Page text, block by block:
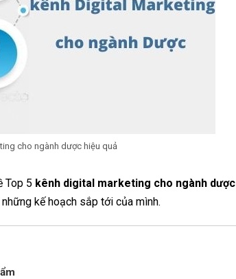
cho ngành dược hiệu quả
Top 5 kênh digital marketing cho ngành dược
kế hoạch sắp tới của mình.